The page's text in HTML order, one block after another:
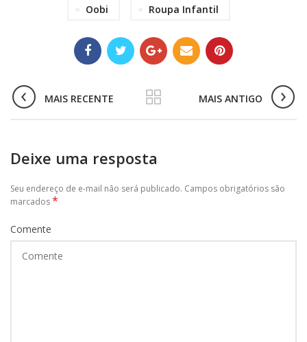
Oobi Roupa Infantil
MAIS RECENTE MAIS ANTIGO
Deixe uma resposta
Seu endereço de e-mail não será publicado. Campos obrigatórios são
marcados*
Comente